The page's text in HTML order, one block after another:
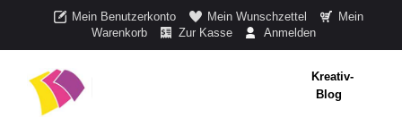
Mein Benutzerkonto Mein Wunschzettel
Mein
Warenkorb
Zur Kasse Anmelden
Kreativ-
Blog